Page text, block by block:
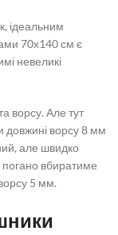
ідеальним
70х140 см є
невеликі
ворсу. Але тут
довжині ворсу 8 мм
але швидко
погано вбиратиме
5 мм.